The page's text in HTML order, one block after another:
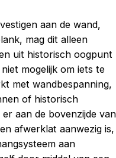
aan de wand,
mag dit alleen
uit historisch oogpunt
mogelijk om iets te
met wandbespanning,
of historisch
aan de bovenzijde van
afwerklat aanwezig is,
aan